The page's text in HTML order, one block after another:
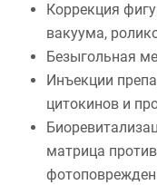
Коррекция
вакуума,
Безыгольная
Инъекции
цитокинов и
матрица